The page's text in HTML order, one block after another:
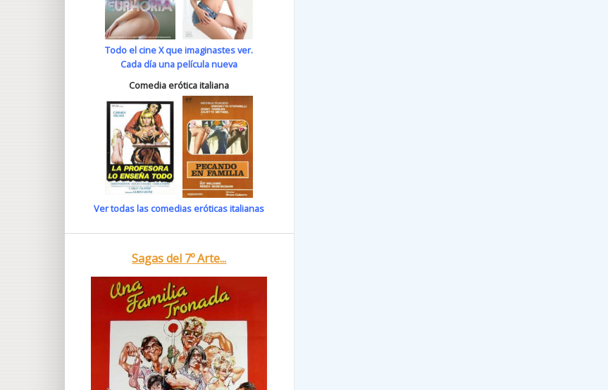
Todo el cine X que imaginastes ver.
Cada día una película nueva
Comedia erótica italiana
Ver todas las comedias eróticas italianas
Sagas del 7º Arte...